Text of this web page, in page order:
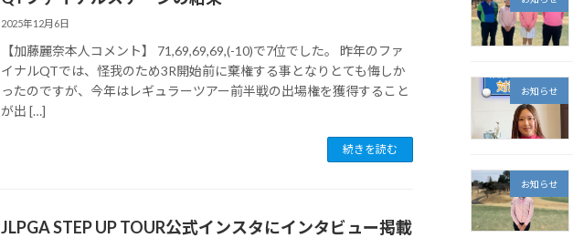
2025年12月6日
【加藤麗奈本人コメント】 71,69,69,69,(-10)で7位でした。 昨年のファ
イナルQTでは、怪我のため3R開始前に棄権する事となりとても悔しか
ったのですが、今年はレギュラーツアー前半戦の出場権を獲得すること
が出 […]
続きを読む
JLPGA STEP UP TOUR公式インスタにインタビュー掲載
お知らせ
お知らせ